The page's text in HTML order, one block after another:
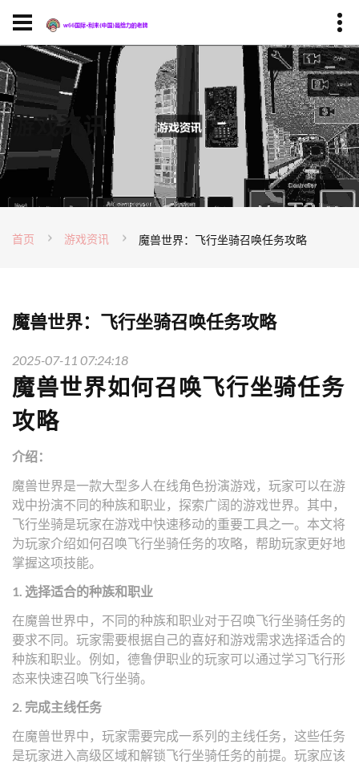
游戏资讯
首页 游戏资讯 魔兽世界：飞行坐骑召唤任务攻略
魔兽世界：飞行坐骑召唤任务攻略
2025-07-11 07:24:18
魔兽世界如何召唤飞行坐骑任务
攻略
介绍：
魔兽世界是一款大型多人在线角色扮演游戏，玩家可以在游
戏中扮演不同的种族和职业，探索广阔的游戏世界。其中，
飞行坐骑是玩家在游戏中快速移动的重要工具之一。本文将
为玩家介绍如何召唤飞行坐骑任务的攻略，帮助玩家更好地
掌握这项技能。
1. 选择适合的种族和职业
在魔兽世界中，不同的种族和职业对于召唤飞行坐骑任务的
要求不同。玩家需要根据自己的喜好和游戏需求选择适合的
种族和职业。例如，德鲁伊职业的玩家可以通过学习飞行形
态来快速召唤飞行坐骑。
2. 完成主线任务
在魔兽世界中，玩家需要完成一系列的主线任务，这些任务
是玩家进入高级区域和解锁飞行坐骑任务的前提。玩家应该